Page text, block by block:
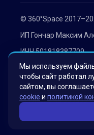
© 360°Space
ИП Гончар Максим
ИНН 501818387709
ОГРН
Политика
Согласие на
Мы используем
чтобы сайт работал
сайтом, вы
cookie и политикой